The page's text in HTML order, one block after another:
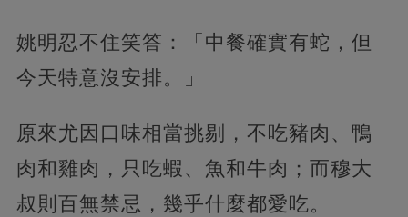
姚明忍不住笑答：「中餐確實有蛇，但
今天特意沒安排。」
原來尤因口味相當挑剔，不吃豬肉、鴨
肉和雞肉，只吃蝦、魚和牛肉；而穆大
叔則百無禁忌，幾乎什麼都愛吃。